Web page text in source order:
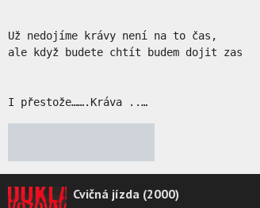
Už nedojíme krávy není na to čas,
ale když budete chtít budem dojit zas
I přestože…….Kráva ..…
Cvičná jízda (2000)